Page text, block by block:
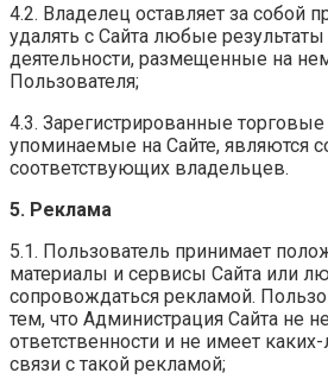
4.2. Владелец оставляет за собой
удалять с Сайта любые
деятельности, размещенные на
Пользователя;
4.3. Зарегистрированные
упоминаемые на Сайте, являются
соответствующих владельцев.
5. Реклама
5.1. Пользователь принимает
материалы и сервисы Сайта или
сопровождаться рекламой.
тем, что Администрация Сайта не
ответственности и не имеет
связи с такой рекламой;